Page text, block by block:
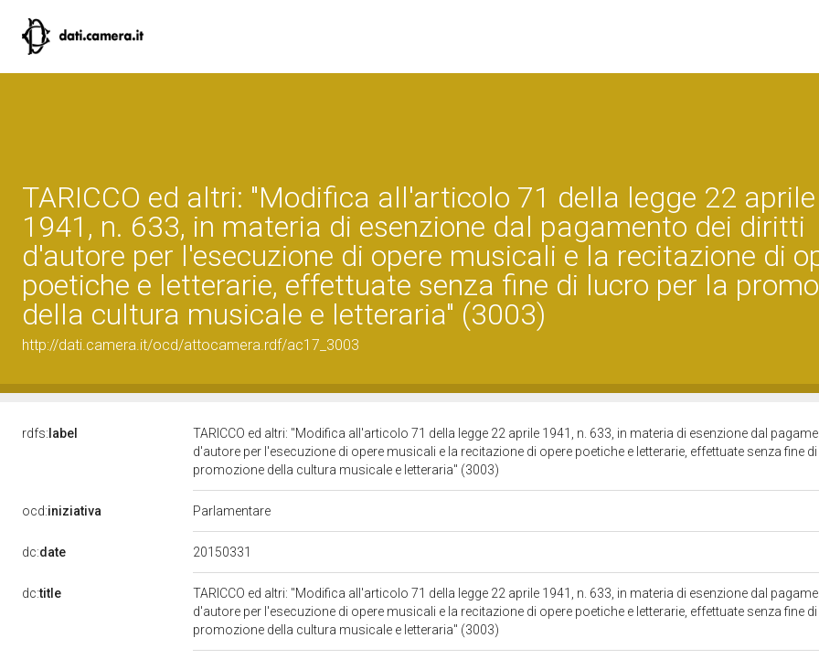
TARICCO ed altri: "Modifica all'articolo 71 della legge 22 aprile
1941, n. 633, in materia di esenzione dal pagamento dei diritti
d'autore per l'esecuzione di opere musicali e la recitazione di
poetiche e letterarie, effettuate senza fine di lucro per la
della cultura musicale e letteraria" (3003)
http://dati.camera.it/ocd/attocamera.rdf/ac17_3003
rdfs: label
TARICCO ed altri: "Modifica all'articolo 71 della legge 22 aprile 1941, n. 633, in materia di esenzione dal
d'autore per l'esecuzione di opere musicali e la recitazione di opere poetiche e letterarie, effettuate senza fine
promozione della cultura musicale e letteraria" (3003)
ocd:iniziativa Parlamentare
dc:date 20150331
dc:title
TARICCO ed altri: "Modifica all'articolo 71 della legge 22 aprile 1941, n. 633, in materia di esenzione dal
d'autore per l'esecuzione di opere musicali e la recitazione di opere poetiche e letterarie, effettuate senza fine
promozione della cultura musicale e letteraria" (3003)